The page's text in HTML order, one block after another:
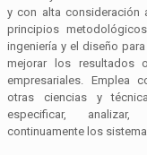
y con alta consideración
principios
ingeniería y el diseño
mejorar los resultados
empresariales. Emplea
otras ciencias y
especificar,
continuamente los